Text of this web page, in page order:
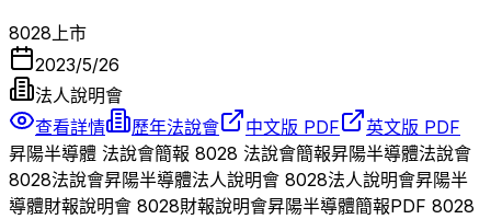
8028 上市
2023/5/26
法人說明會
查看詳情
歷年法說會 中文版 PDF
英文版 PDF
昇陽半導體 法說會簡報 8028 法說會簡報昇陽半導體法說會
8028法說會昇陽半導體法人說明會 8028法人說明會昇陽半
導體財報說明會 8028財報說明會昇陽半導體簡報PDF 8028